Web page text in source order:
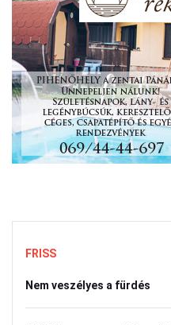
FRISS
Nem veszélyes a fürdés